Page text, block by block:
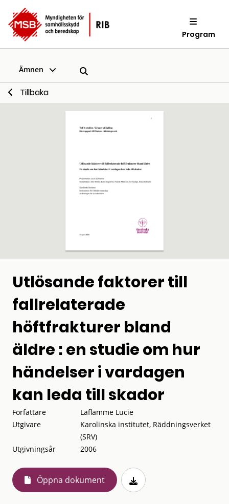
Program
Ämnen
Tillbaka
Utlösande faktorer till
fallrelaterade
höftfrakturer bland
äldre : en studie om hur
händelser i vardagen
kan leda till skador
Författare
Laflamme Lucie
Utgivare
Karolinska institutet, Räddningsverket
(SRV)
Utgivningsår
2006
Öppna dokument